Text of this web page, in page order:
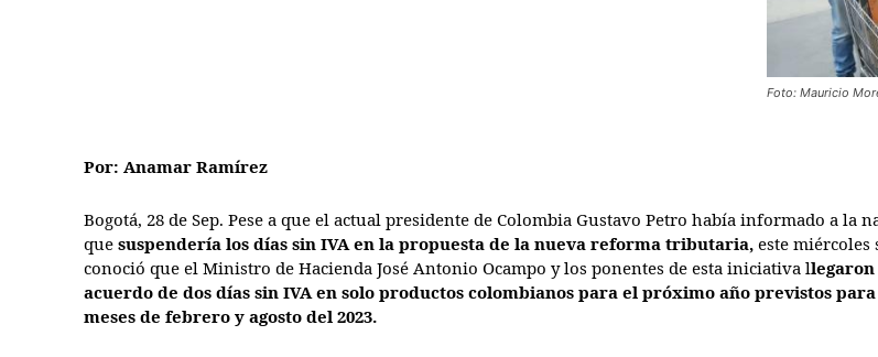
Foto: Mauricio
Por: Anamar Ramírez
Bogotá, 28 de Sep. Pese a que el actual presidente de Colombia Gustavo Petro había informado a la
que suspendería los días sin IVA en la propuesta de la nueva reforma tributaria, este miércoles
conoció que el Ministro de Hacienda José Antonio Ocampo y los ponentes de esta iniciativa llegaron
acuerdo de dos días sin IVA en solo productos colombianos para el próximo año previstos
meses de febrero y agosto del 2023.